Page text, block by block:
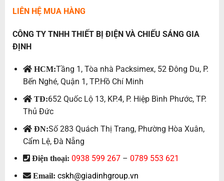
LIÊN HỆ MUA HÀNG
CÔNG TY TNHH THIẾT BỊ ĐIỆN VÀ CHIẾU SÁNG GIA
ĐỊNH
HCM:Tầng 1, Tòa nhà Packsimex, 52 Đông Du, P.
Bến Nghé, Quận 1, TP.Hồ Chí Minh
TĐ:652 Quốc Lộ 13, KP.4, P. Hiệp Bình Phước, TP.
Thủ Đức
ĐN:Số 283 Quách Thị Trang, Phường Hòa Xuân,
Cẩm Lệ, Đà Nẵng
Điện thoại: 0938 599 267– 0789 553 621
Email: cskh@giadinhgroup.vn